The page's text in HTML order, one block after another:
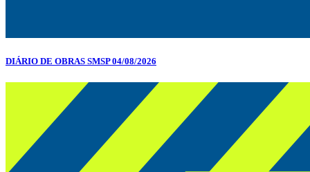
DIÁRIO DE OBRAS SMSP 04/08/2026